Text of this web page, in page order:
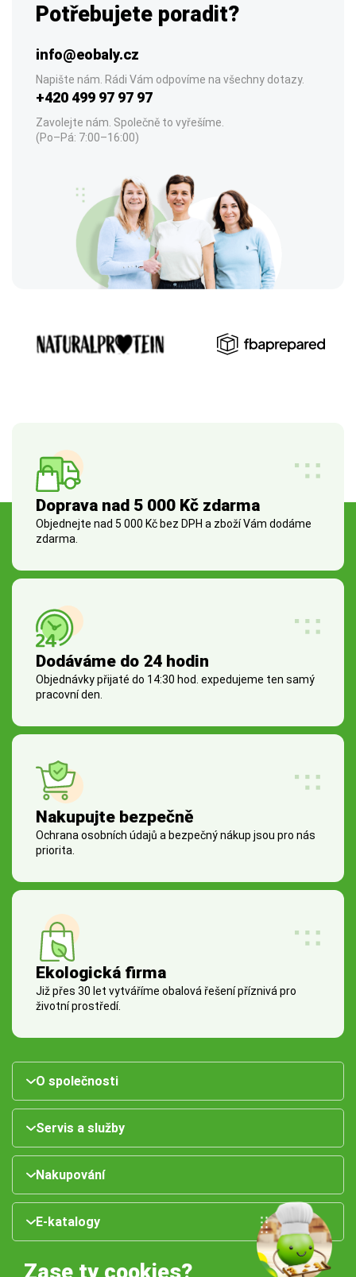
Potřebujete poradit?
info@eobaly.cz
Napište nám. Rádi Vám odpovíme na všechny dotazy.
+420 499 97 97 97
Zavolejte nám. Společně to vyřešíme.
(Po–Pá: 7:00–16:00)
Doprava nad 5 000 Kč zdarma
Objednejte nad 5 000 Kč bez DPH a zboží Vám dodáme
zdarma.
Dodáváme do 24 hodin
Objednávky přijaté do 14:30 hod. expedujeme ten samý
pracovní den.
Nakupujte bezpečně
Ochrana osobních údajů a bezpečný nákup jsou pro nás
priorita.
Ekologická firma
Již přes 30 let vytváříme obalová řešení příznivá pro
životní prostředí.
O společnosti
Servis a služby
Nakupování
E-katalogy